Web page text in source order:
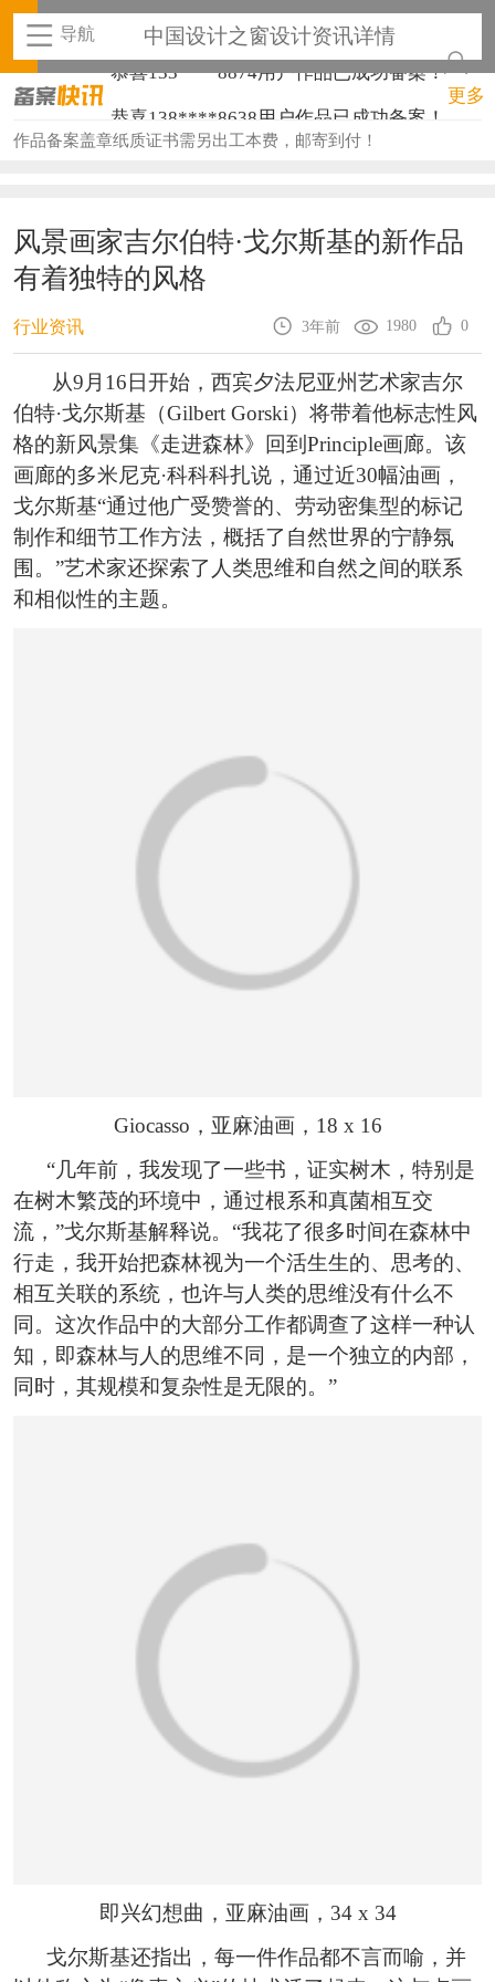
导航 中国设计之窗设计资讯详情
恭喜133****8874用户作品已成功备案！
恭喜133****9020用户作品已成功备案！
恭喜159****4930用户作品已成功备案！
恭喜150****6483用户作品已成功备案！
恭喜131****2473用户作品已成功备案！
恭喜159****4201用户作品已成功备案！
恭喜133****6466用户作品已成功备案！
恭喜131****1475用户作品已成功备案！
更多
作品备案盖章纸质证书需另出工本费，邮寄到付！
风景画家吉尔伯特·戈尔斯基的新作品
有着独特的风格
行业资讯 3年前 1980 0
从9月16日开始，西宾夕法尼亚州艺术家吉尔
伯特·戈尔斯基（Gilbert Gorski）将带着他标志性风
格的新风景集《走进森林》回到Principle画廊。该
画廊的多米尼克·科科科扎说，通过近30幅油画，
戈尔斯基“通过他广受赞誉的、劳动密集型的标记
制作和细节工作方法，概括了自然世界的宁静氛
围。”艺术家还探索了人类思维和自然之间的联系
和相似性的主题。
Giocasso，亚麻油画，18 x 16
“几年前，我发现了一些书，证实树木，特别是
在树木繁茂的环境中，通过根系和真菌相互交
流，”戈尔斯基解释说。“我花了很多时间在森林中
行走，我开始把森林视为一个活生生的、思考的、
相互关联的系统，也许与人类的思维没有什么不
同。这次作品中的大部分工作都调查了这样一种认
知，即森林与人的思维不同，是一个独立的内部，
同时，其规模和复杂性是无限的。”
即兴幻想曲，亚麻油画，34 x 34
戈尔斯基还指出，每一件作品都不言而喻，并